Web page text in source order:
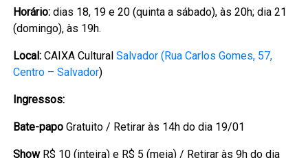
Horário: dias 18, 19 e 20 (quinta a sábado), às 20h; dia 21
(domingo), às 19h.
Local: CAIXA CulturalSalvador (Rua Carlos Gomes, 57,
Centro – Salvador)
Ingressos:
Bate-papo Gratuito / Retirar às 14h do dia 19/01
Show R$ 10 (inteira) e R$ 5 (meia) / Retirar às 9h do dia